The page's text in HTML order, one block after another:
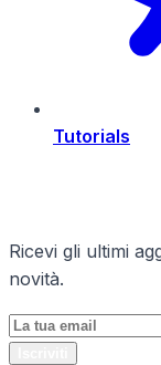
Tutorials
Ricevi gli ultimi
novità.